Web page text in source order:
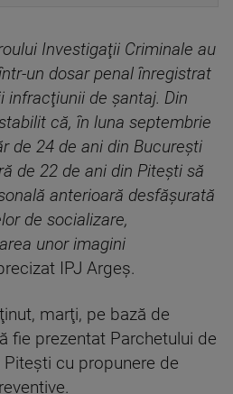
Investigaţii Criminale au
un dosar penal înregistrat
infracţiunii de şantaj. Din
că, în luna septembrie
de 24 de ani din Bucureşti
de 22 de ani din Piteşti să
anterioară desfăşurată
de socializare,
unor imagini
IPJ Argeş.
marţi, pe bază de
fie prezentat Parchetului de
cu propunere de